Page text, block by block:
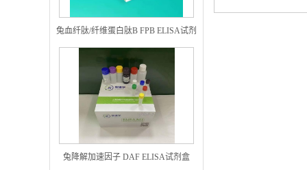
兔血纤肽/纤维蛋白肽B FPB ELISA试剂
盒
兔降解加速因子 DAF ELISA试剂盒